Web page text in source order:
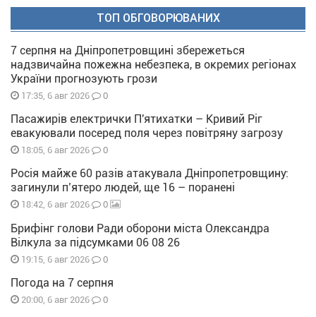
ТОП ОБГОВОРЮВАНИХ
7 серпня на Дніпропетровщині збережеться
надзвичайна пожежна небезпека, в окремих регіонах
України прогнозують грози
17:35, 6 авг 2026 0
Пасажирів електрички П'ятихатки – Кривий Ріг
евакуювали посеред поля через повітряну загрозу
18:05, 6 авг 2026 0
Росія майже 60 разів атакувала Дніпропетровщину:
загинули п’ятеро людей, ще 16 – поранені
18:42, 6 авг 2026 0
Брифінг голови Ради оборони міста Олександра
Вілкула за підсумками 06 08 26
19:15, 6 авг 2026 0
Погода на 7 серпня
20:00, 6 авг 2026 0